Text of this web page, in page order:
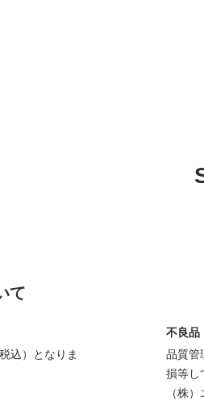
て
込）となりま
不良品
品質管
損等し
（株